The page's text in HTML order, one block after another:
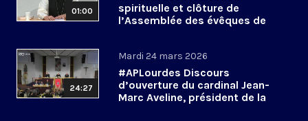
01:00
spirituelle et clôture de
l’Assemblée des évêques de
24:27
Mardi 24 mars 2026
#APLourdes Discours
d’ouverture du cardinal Jean-
Marc Aveline, président de la